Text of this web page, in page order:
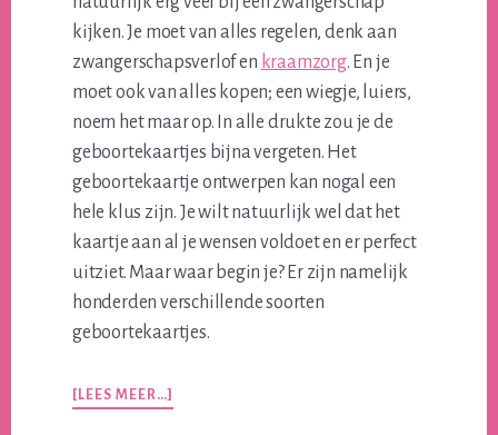
kijken. Je moet van alles regelen, denk aan
zwangerschapsverlof en kraamzorg. En je
moet ook van alles kopen; een wiegje, luiers,
noem het maar op. In alle drukte zou je de
geboortekaartjes bijna vergeten. Het
geboortekaartje ontwerpen kan nogal een
hele klus zijn. Je wilt natuurlijk wel dat het
kaartje aan al je wensen voldoet en er perfect
uitziet. Maar waar begin je? Er zijn namelijk
honderden verschillende soorten
geboortekaartjes.
[LEES MEER…]
WAT